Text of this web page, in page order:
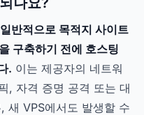
반적으로 목적지 사이트
구축하기 전에 호스팅
. 이는 제공자의 네트워
, 자격 증명 공격 또는 대
새 VPS에서도 발생할 수